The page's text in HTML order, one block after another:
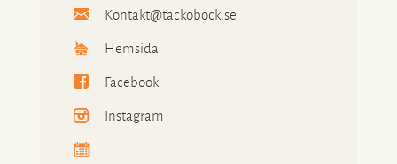
Kontakt@tackobock.se
Hemsida
Facebook
Instagram